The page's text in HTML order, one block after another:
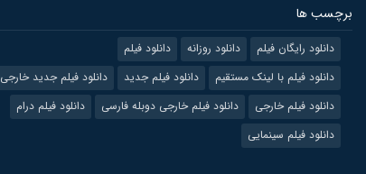
برچسب ها
دانلود رایگان فیلم دانلود روزانه
دانلود فیلم
دانلود فیلم با لینک مستقیم
دانلود فیلم جدید
دانلود فیلم جدید خارجی
دانلود فیلم خارجی
دانلود فیلم خارجی دوبله فارسی
دانلود فیلم درام
دانلود فیلم سینمایی